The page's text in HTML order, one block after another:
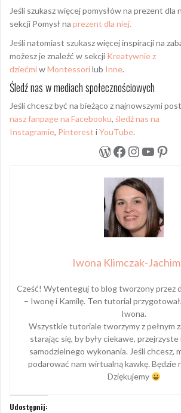
Jeśli szukasz więcej pomysłów na prezent dla
sekcji Pomysł na prezent dla niej.
Jeśli natomiast szukasz więcej inspiracji na
możesz je znaleźć w sekcji Kreatywnie z
dziećmiwMontessorilub Inne.
Śledź nas w mediach społecznościowych
Jeśli chcesz być na bieżąco z najnowszymi
nasz fanpage na Facebooku, śledź nas na
Instagramie, Pinterest iYouTube.
WordPress
Facebook
Iwona Klimczak-
Cześć! Wytenteguj to blog tworzony przez
– Iwonę i Kamilę. Ten tutorial
Iwona.
Wszystkie tutoriale tworzymy z pełnym
starając się, by były ciekawe, przejrzyste
samodzielnego wykonania. Jeśli chcesz,
podarować nam wirtualną kawkę. Będzie
Dziękujemy
Udostępnij: